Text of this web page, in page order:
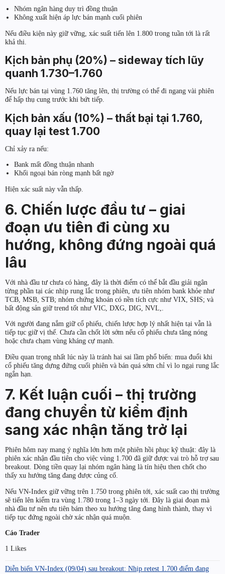
Nhóm ngân hàng duy trì đồng thuận
Không xuất hiện áp lực bán mạnh cuối phiên
Nếu điều kiện này giữ vững, xác suất tiến lên 1.800 trong tuần tới là rất
khả thi.
Kịch bản phụ (20%) – sideway tích lũy
quanh 1.730–1.760
Nếu lực bán tại vùng 1.760 tăng lên, thị trường có thể đi ngang vài phiên
để hấp thụ cung trước khi bứt tiếp.
Kịch bản xấu (10%) – thất bại tại 1.760,
quay lại test 1.700
Chỉ xảy ra nếu:
Bank mất đồng thuận nhanh
Khối ngoại bán ròng mạnh bất ngờ
Hiện xác suất này vẫn thấp.
6. Chiến lược đầu tư – giai
đoạn ưu tiên đi cùng xu
hướng, không đứng ngoài quá
lâu
Với nhà đầu tư chưa có hàng, đây là thời điểm có thể bắt đầu giải ngân
từng phần tại các nhịp rung lắc trong phiên, ưu tiên nhóm bank khỏe như
TCB, MSB, STB; nhóm chứng khoán có nền tích cực như VIX, SHS; và
bất động sản giữ trend tốt như VIC, DXG, DIG, NVL,.
Với người đang nắm giữ cổ phiếu, chiến lược hợp lý nhất hiện tại vẫn là
tiếp tục giữ vị thế. Chưa cần chốt lời sớm nếu cổ phiếu chưa tăng nóng
hoặc chưa chạm vùng kháng cự mạnh.
Điều quan trọng nhất lúc này là tránh hai sai lầm phổ biến: mua đuổi khi
cổ phiếu tăng dựng đứng cuối phiên và bán quá sớm chỉ vì lo ngại rung lắc
ngắn hạn.
7. Kết luận cuối – thị trường
đang chuyển từ kiểm định
sang xác nhận tăng trở lại
Phiên hôm nay mang ý nghĩa lớn hơn một phiên hồi phục kỹ thuật: đây là
phiên xác nhận đầu tiên cho việc vùng 1.700 đã giữ được vai trò hỗ trợ sau
breakout. Dòng tiền quay lại nhóm ngân hàng là tín hiệu then chốt cho
thấy xu hướng tăng đang được củng cố.
Nếu VN-Index giữ vững trên 1.750 trong phiên tới, xác suất cao thị trường
sẽ tiến lên kiểm tra vùng 1.780 trong 1–3 ngày tới. Đây là giai đoạn mà
nhà đầu tư nên ưu tiên bám theo xu hướng tăng đang hình thành, thay vì
tiếp tục đứng ngoài chờ xác nhận quá muộn.
Cáo Trader
1 Likes
Diễn biến VN-Index (09/04) sau breakout: Nhịp retest 1.700 điểm đang